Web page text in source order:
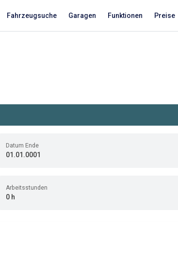
Fahrzeugsuche Garagen Funktionen Preise
Datum Ende
01.01.0001
Arbeitsstunden
0 h